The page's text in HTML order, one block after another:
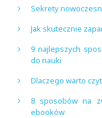
Sekrety
Jak skutecznie
9 najlepszych
do nauki
Dlaczego warto
8 sposobów na
ebooków